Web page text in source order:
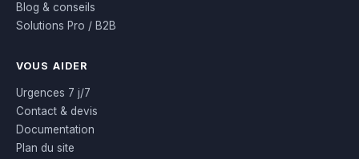
Blog & conseils
Solutions Pro / B2B
VOUS AIDER
Urgences 7 j/7
Contact & devis
Documentation
Plan du site